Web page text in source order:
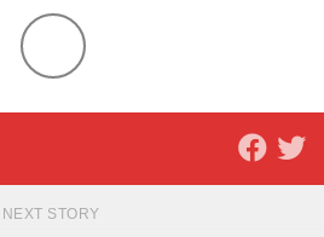
NEXT STORY